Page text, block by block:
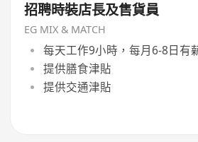
招聘時裝店長及售貨員
EG MIX & MATCH
每天工作9小時，每月6-8日有
提供膳食津貼
提供交通津貼